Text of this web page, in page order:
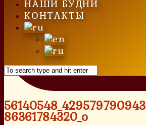
НАШИ БУДНИ
КОНТАКТЫ
86361784320_o